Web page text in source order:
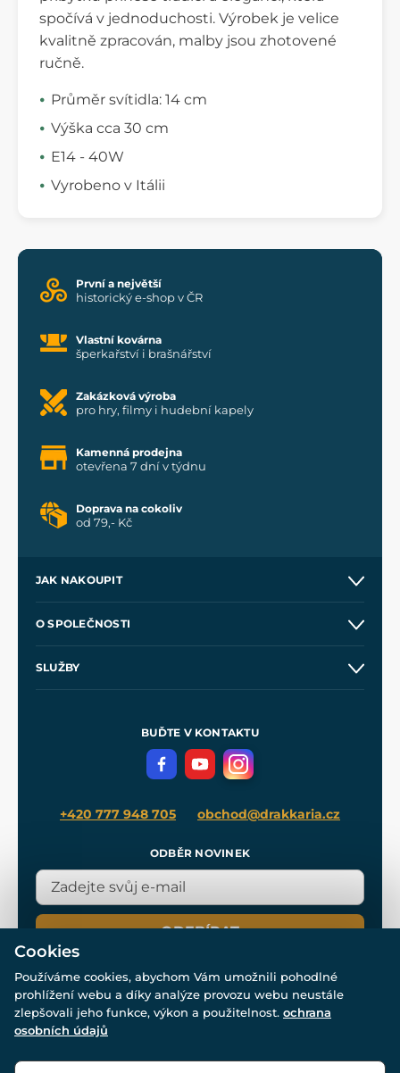
spočívá v jednoduchosti. Výrobek je velice
kvalitně zpracován, malby jsou zhotovené
ručně.
Průměr svítidla: 14 cm
Výška cca 30 cm
E14 - 40W
Vyrobeno v Itálii
První a největší
historický e-shop v ČR
Vlastní kovárna
šperkařství i brašnářství
Zakázková výroba
pro hry, filmy i hudební kapely
Kamenná prodejna
otevřena 7 dní v týdnu
Doprava na cokoliv
od 79,- Kč
JAK NAKOUPIT
Velkoobchod
O SPOLEČNOSTI
SLUŽBY
Meče pro Kingdom Come
BUĎTE V KONTAKTU
+420 777 948 705 obchod@drakkaria.cz
ODBĚR NOVINEK
ODEBÍRAT
© Všechna práva vyhrazena. www.drakkaria.cz 2007-2026.
Cookies
Používáme cookies, abychom Vám umožnili pohodlné
prohlížení webu a díky analýze provozu webu neustále
zlepšovali jeho funkce, výkon a použitelnost. ochrana
osobních údajů